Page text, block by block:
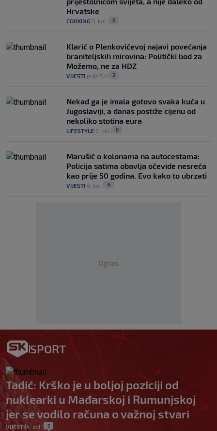
Hrvatske
COOKING 5. kol. 0
Klarić o Plenkovićevoj najavi povećanja
braniteljskih mirovina: Politički bod za
Možemo, ne za HDZ
VIJESTI prije 5 h 3
Nekad ga je imala gotovo svaka kuća u
Jugoslaviji, a danas postiže cijenu od
nekoliko stotina eura
LIFESTYLE 5. kol. 0
Marušić o kolonama na autocestama:
Policija satima obavlja očevide nesreća
kao prije 50 godina. Evo kako to ubrzati
VIJESTI 4. kol. 6
Oglas
SPORT
Tadić: Krško je u boljoj poziciji od
nuklearki u Mađarskoj i Rumunjskoj
jer se vodilo računa o važnoj stvari
VIJESTI 4. kol. 5